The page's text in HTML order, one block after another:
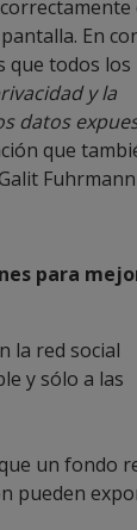
En
que todos los
y la
datos
que
para
la red social
y sólo a las
un fondo
pueden